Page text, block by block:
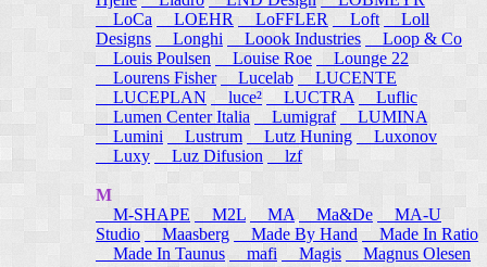
LoCa
LOEHR LoFFLER Loft
Loll
Designs
Longhi Loook Industries
Loop & Co
Louis Poulsen
Louise Roe
Lounge 22
Lourens Fisher
Lucelab
LUCENTE
LUCEPLAN
luce² LUCTRA
Luflic
Lumen Center Italia
Lumigraf
LUMINA
Lumini
Lustrum Lutz Huning
Luxonov
Luxy
Luz Difusion lzf
M
M-SHAPE
M2L MA Ma&De
MA-U
Studio
Maasberg Made By Hand
Made In Ratio
Made In Taunus
mafi Magis
Magnus Olesen